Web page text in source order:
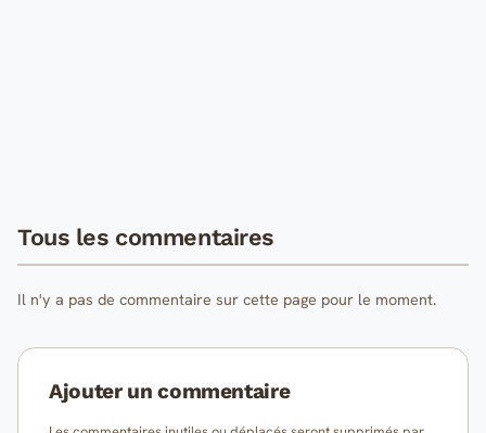
Tous les commentaires
Il n'y a pas de commentaire sur cette page pour le moment.
Ajouter un commentaire